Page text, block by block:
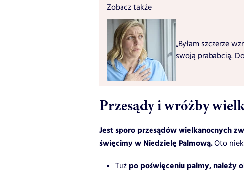
Zobacz także
„Byłam szczerze
swoją prababcią.
Przesądy i wróżby
Jest sporo przesądów wielkanocnych
święcimy w Niedzielę Palmową.Oto
Tuż po poświęceniu palmy, należy